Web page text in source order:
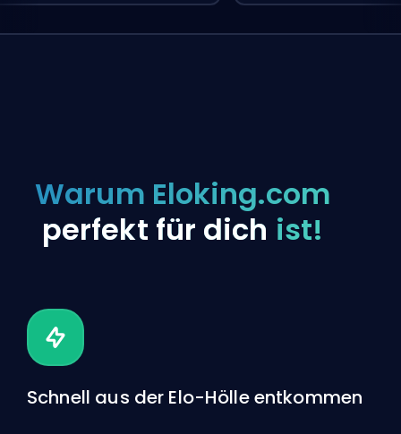
Warum Eloking.com
perfekt für dich ist!
Schnell aus der Elo-Hölle entkommen